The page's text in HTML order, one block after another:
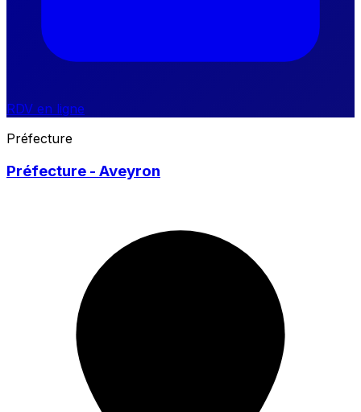
RDV en ligne
Préfecture
Préfecture - Aveyron